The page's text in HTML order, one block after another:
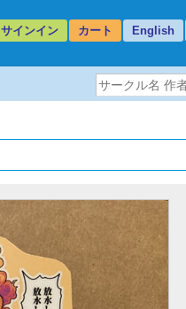
サインイン カート English